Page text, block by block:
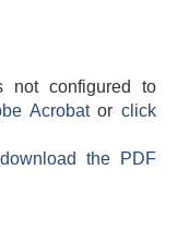
not configured to
Acrobatorclick
the PDF